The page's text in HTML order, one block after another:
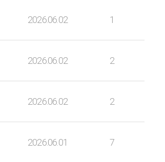
2026.06.02 1
2026.06.02 2
2026.06.02 2
2026.06.01 7